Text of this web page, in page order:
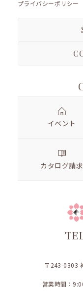
プライバシーポリシー
イベント
カタログ請求
〒243-0303
営業時間：